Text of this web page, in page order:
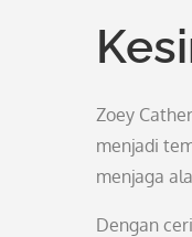
Zoey
menjadi
menjaga
Dengan